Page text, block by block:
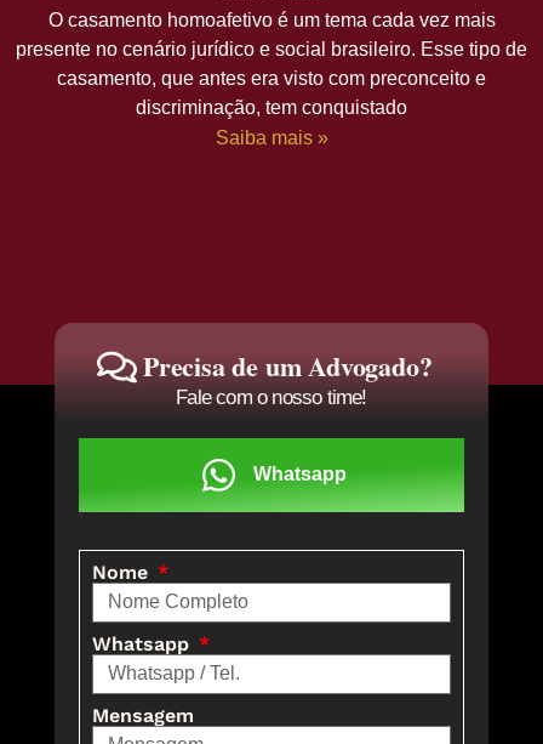
O casamento homoafetivo é um tema cada vez mais
presente no cenário jurídico e social brasileiro. Esse tipo de
casamento, que antes era visto com preconceito e
discriminação, tem conquistado
Saiba mais »
Precisa de um Advogado?
Fale com o nosso time!
Whatsapp
Nome
Whatsapp
Mensagem